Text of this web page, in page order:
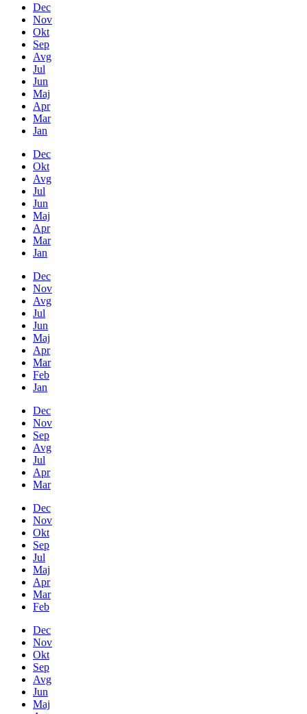
Dec
Nov
Okt
Sep
Avg
Jul
Jun
Maj
Apr
Mar
Jan
Dec
Okt
Avg
Jul
Jun
Maj
Apr
Mar
Jan
Dec
Nov
Avg
Jul
Jun
Maj
Apr
Mar
Feb
Jan
Dec
Nov
Sep
Avg
Jul
Apr
Mar
Dec
Nov
Okt
Sep
Jul
Maj
Apr
Mar
Feb
Dec
Nov
Okt
Sep
Avg
Jun
Maj